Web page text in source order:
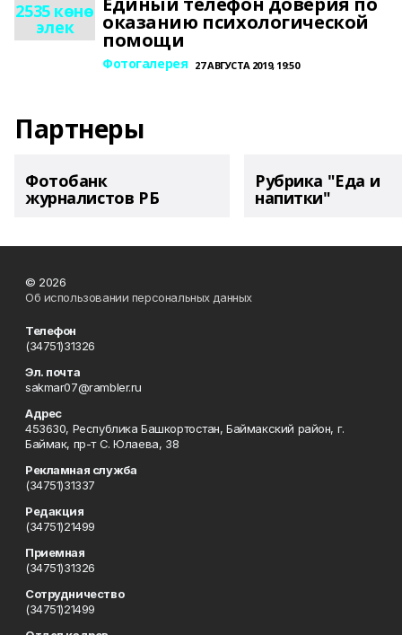
2535 көнө
элек оказанию психологической
помощи
Фотогалерея 27 АВГУСТА 2019, 19:50
Партнеры
Фотобанк
журналистов РБ
Рубрика "Еда и
напитки"
© 2026
Об использовании персональных данных
Телефон
(34751)31326
Эл. почта
sakmar07@rambler.ru
Адрес
453630, Республика Башкортостан, Баймакский район, г.
Баймак, пр-т С. Юлаева, 38
Рекламная служба
(34751)31337
Редакция
(34751)21499
Приемная
(34751)31326
Сотрудничество
(34751)21499